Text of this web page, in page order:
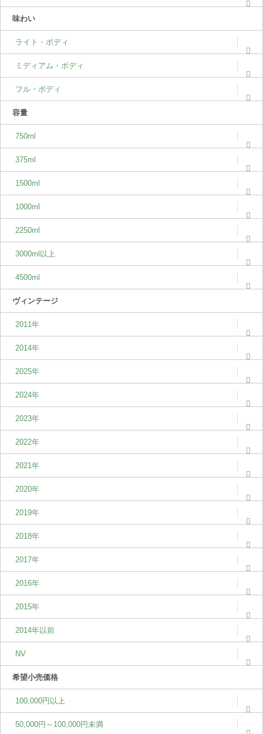
味わい
ライト・ボディ
ミディアム・ボディ
フル・ボディ
容量
750ml
375ml
1500ml
1000ml
2250ml
3000ml以上
4500ml
ヴィンテージ
2011年
2014年
2025年
2024年
2023年
2022年
2021年
2020年
2019年
2018年
2017年
2016年
2015年
2014年以前
NV
希望小売価格
100,000円以上
50,000円～100,000円未満